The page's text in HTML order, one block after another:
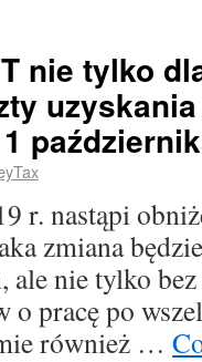
nie tylko
r. nastąpi
zmiana
ale nie tylko
o pracę po
również …